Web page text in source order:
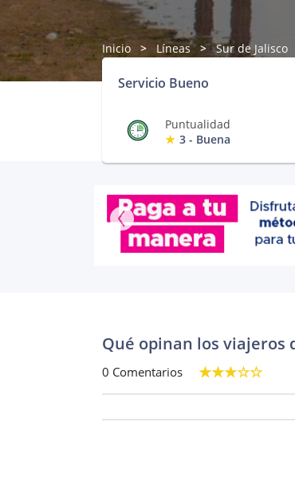
Inicio Líneas Sur de Jalisco
Servicio Bueno
Puntualidad
3 - Buena
Qué opinan los viajeros
0 Comentarios